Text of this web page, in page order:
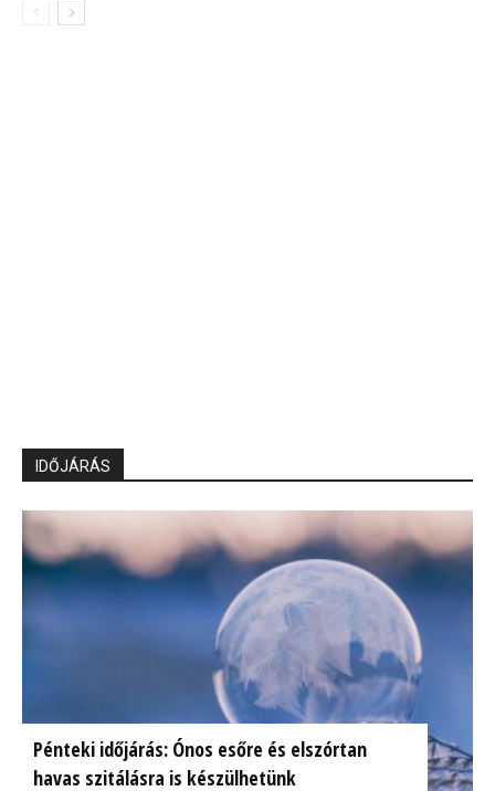
IDŐJÁRÁS
Pénteki időjárás: Ónos esőre és elszórtan
havas szitálásra is készülhetünk